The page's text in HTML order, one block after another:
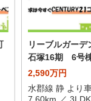
リーブルガー
石塚16期 6号
2,590万円
水郡線 静 より